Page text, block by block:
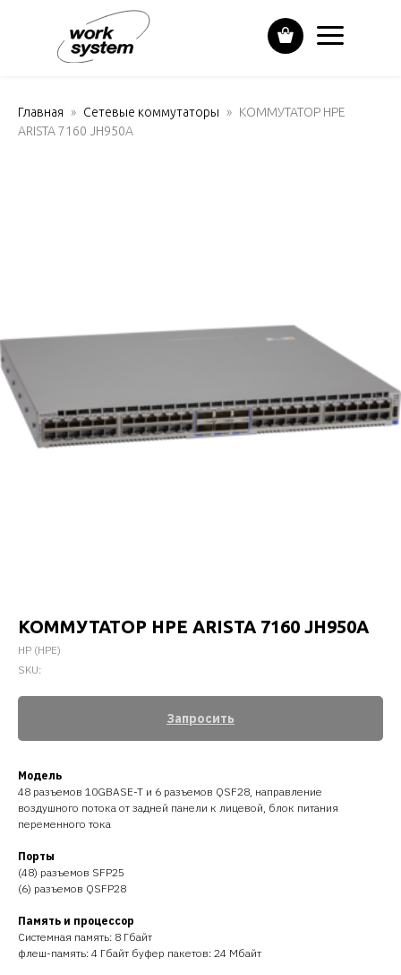
Главная Сетевые коммутаторы
КОММУТАТОР HPE
ARISTA 7160 JH950A
КОММУТАТОР HPE ARISTA 7160 JH950A
HP (HPE)
SKU:
Запросить
Модель
48 разъемов 10GBASE-T и 6 разъемов QSF28, направление
воздушного потока от задней панели к лицевой, блок питания
переменного тока
Порты
(48) разъемов SFP25
(6) разъемов QSFP28
Память и процессор
Системная память: 8 Гбайт
флеш-память: 4 Гбайт буфер пакетов: 24 Мбайт